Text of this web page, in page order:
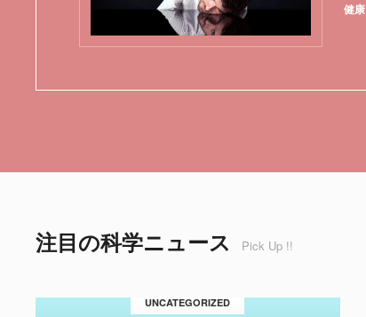
健康
注目の科学ニュース Pick Up !!
UNCATEGORIZED